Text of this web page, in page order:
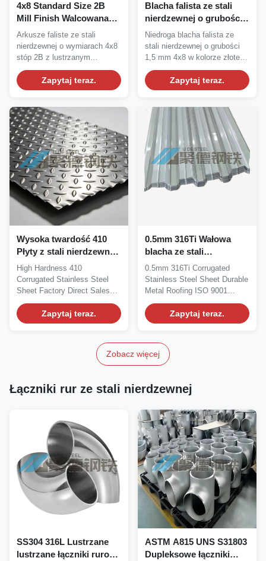
4x8 Standard Size 2B
Mill Finish Walcowana
blacha ze stali
nierdzewnej o wysokiej
odporności na korozję
Arkusze faliste ze stali
nierdzewnej o wymiarach 4x8
stóp 2B z lustrzanym
wykończeniem i grubości...
Zapytaj teraz.
Blacha falista ze stali
nierdzewnej o grubości
1,5 mm 4X8 w kolorze
złotego lustra wodnego
do projektów
dekoracyjnych
Niedroga blacha falista ze
stali nierdzewnej o grubości
1,5 mm 4x8 w kolorze złotego
lustra...
Zapytaj teraz.
Wysoka twardość 410
Płyty z stali nierdzewnej
falistej Fabryka Sprzedaż
bezpośrednia
High Hardness 410
Corrugated Stainless Steel
Sheet Factory Direct Sales
Grade:410 Martensitic...
Zapytaj teraz.
0.5mm 316Ti Wałowa
blacha ze stali
nierdzewnej Trwałe
metalowe dachy
Certyfikowane ISO 9001
0.5mm 316Ti Corrugated
Stainless Steel Sheet Durable
Metal Roofing ISO 9001
Certified Grade:316Ti...
Zapytaj teraz.
Zobacz więcej
Łączniki rur ze stali nierdzewnej
SS304 316L Lustrzane
lustrzane łączniki rurowe
ASTM A815 UNS S31803
Dupleksowe łączniki